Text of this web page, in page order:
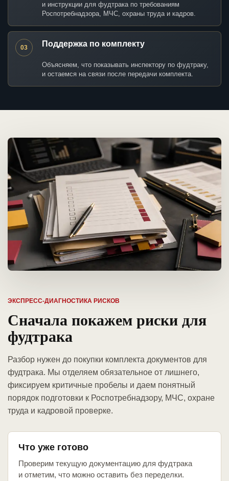
и инструкции для фудтрака по требованиям
Роспотребнадзора, МЧС, охраны труда и кадров.
03 Поддержка по комплекту
Объясняем, что показывать инспектору по фудтраку,
и остаемся на связи после передачи комплекта.
ЭКСПРЕСС-ДИАГНОСТИКА РИСКОВ
Сначала покажем риски для
фудтрака
Разбор нужен до покупки комплекта документов для
фудтрака. Мы отделяем обязательное от лишнего,
фиксируем критичные пробелы и даем понятный
порядок подготовки к Роспотребнадзору, МЧС, охране
труда и кадровой проверке.
Что уже готово
Проверим текущую документацию для фудтрака
и отметим, что можно оставить без переделки.